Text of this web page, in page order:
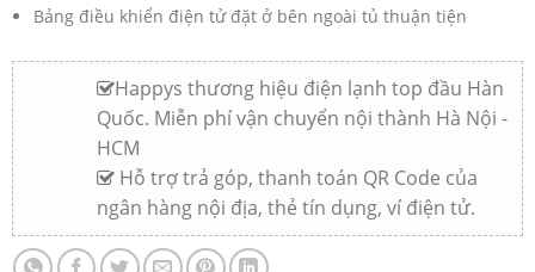
Bảng điều khiển điện tử đặt ở bên ngoài tủ thuận tiện
Happys thương hiệu điện lạnh top đầu Hàn
Quốc. Miễn phí vận chuyển nội thành Hà Nội -
HCM
Hỗ trợ trả góp, thanh toán QR Code của
ngân hàng nội địa, thẻ tín dụng, ví điện tử.